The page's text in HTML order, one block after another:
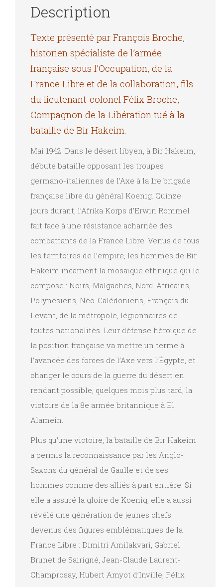
Description
Texte présenté par François Broche,
historien spécialiste de l’armée
française sous l’Occupation, de la
France Libre et de la collaboration, fils
du lieutenant-colonel Félix Broche,
Compagnon de la Libération tué à la
bataille de Bir Hakeim.
Mai 1942. Dans le désert libyen, à Bir Hakeim,
débute bataille opposant les troupes
germano-italiennes de l’Axe à la 1re brigade
française libre du général Koenig. Quinze
jours durant, l’Afrika Korps d’Erwin Rommel
fait face à une résistance acharnée des
combattants de la France Libre. Venus de tous
les territoires de l’empire, les hommes de Bir
Hakeim incarnent la mosaïque ethnique qui le
compose : Noirs, Malgaches, Nord-Africains,
Polynésiens, Néo-Calédoniens, Français du
Levant, de la métropole, légionnaires de
toutes nationalités. Leur défense héroïque de
la position française va mettre un terme à
l’avancée des forces de l’Axe vers l’Égypte, et
changer le cours de la guerre du désert en
rendant possible, quelques mois plus tard, la
victoire de la 8e armée britannique à El
Alamein.
Plus qu’une victoire, la bataille de Bir Hakeim
a permis la reconnaissance par les Anglo-
Saxons du général de Gaulle et de ses
hommes comme des alliés à part entière. Si
elle a assuré la gloire de Koenig, elle a aussi
révélé une génération de jeunes chefs
devenus des figures emblématiques de la
France Libre : Dimitri Amilakvari, Gabriel
Brunet de Sairigné, Jean-Claude Laurent-
Champrosay, Hubert Amyot d’Inville, Félix